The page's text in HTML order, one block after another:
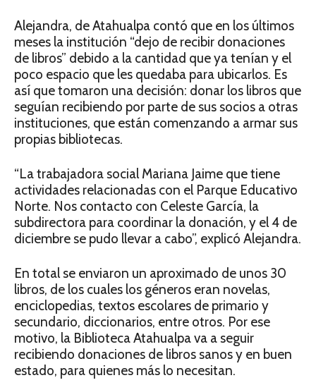
Alejandra, de Atahualpa contó que en los últimos
meses la institución “dejo de recibir donaciones
de libros” debido a la cantidad que ya tenían y el
poco espacio que les quedaba para ubicarlos. Es
así que tomaron una decisión: donar los libros que
seguían recibiendo por parte de sus socios a otras
instituciones, que están comenzando a armar sus
propias bibliotecas.
“La trabajadora social Mariana Jaime que tiene
actividades relacionadas con el Parque Educativo
Norte. Nos contacto con Celeste García, la
subdirectora para coordinar la donación, y el 4 de
diciembre se pudo llevar a cabo”, explicó Alejandra.
En total se enviaron un aproximado de unos 30
libros, de los cuales los géneros eran novelas,
enciclopedias, textos escolares de primario y
secundario, diccionarios, entre otros. Por ese
motivo, la Biblioteca Atahualpa va a seguir
recibiendo donaciones de libros sanos y en buen
estado, para quienes más lo necesitan.